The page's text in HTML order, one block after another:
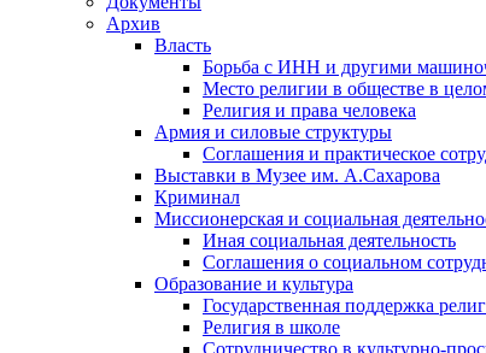
Архив
Власть
Борьба с ИНН и другими
Место религии в обществе в
Религия и права человека
Армия и силовые структуры
Соглашения и практическое
Выставки в Музее им. А.Сахарова
Криминал
Миссионерская и социальная
Иная социальная деятельность
Соглашения о социальном
Образование и культура
Государственная поддержка
Религия в школе